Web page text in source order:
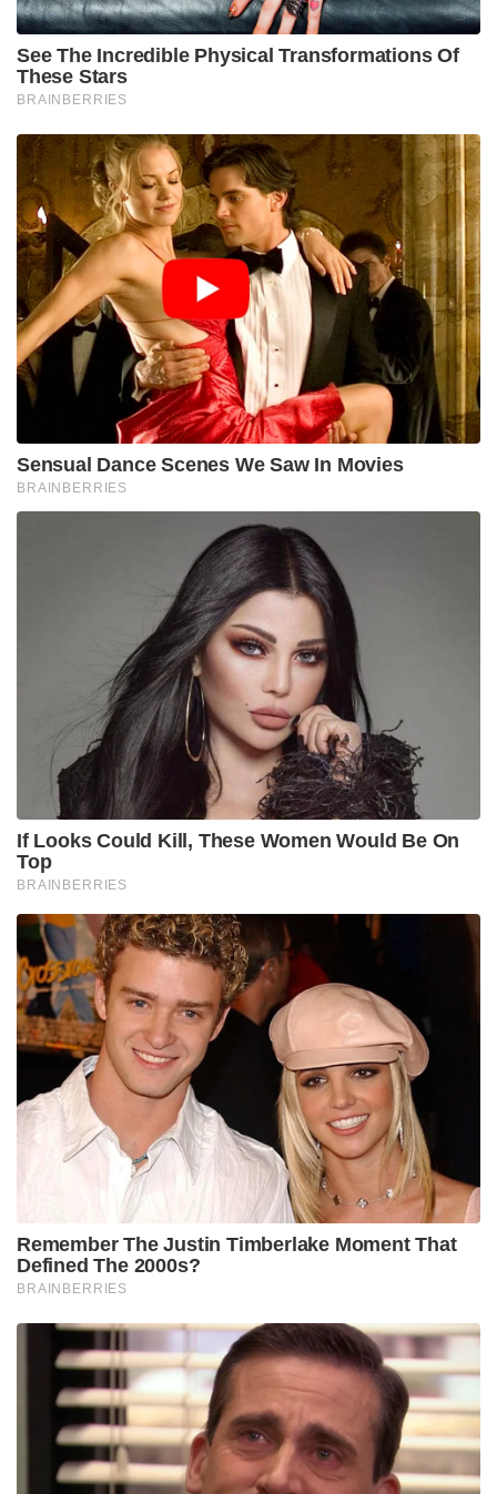
See The Incredible Physical Transformations Of
These Stars
BRAINBERRIES
Sensual Dance Scenes We Saw In Movies
BRAINBERRIES
If Looks Could Kill, These Women Would Be On
Top
BRAINBERRIES
Remember The Justin Timberlake Moment That
Defined The 2000s?
BRAINBERRIES